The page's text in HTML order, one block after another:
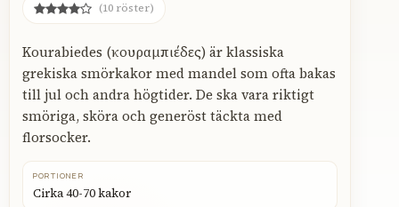
(10 röster)
Kourabiedes (κουραμπιέδες) är klassiska
grekiska smörkakor med mandel som ofta bakas
till jul och andra högtider. De ska vara riktigt
smöriga, sköra och generöst täckta med
florsocker.
PORTIONER
Cirka 40-70 kakor